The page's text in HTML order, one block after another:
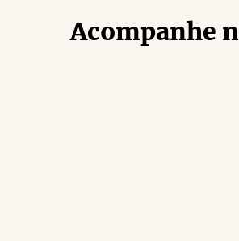
Acompanhe